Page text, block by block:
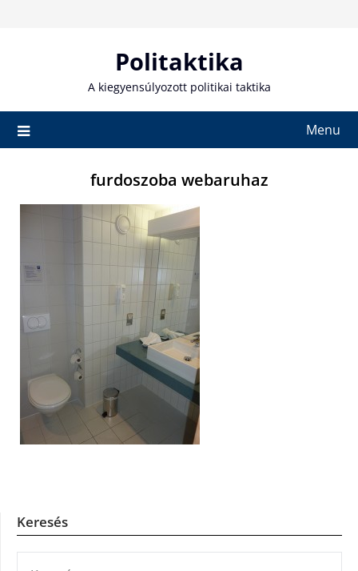
Politaktika
A kiegyensúlyozott politikai taktika
Menu
furdoszoba webaruhaz
Keresés